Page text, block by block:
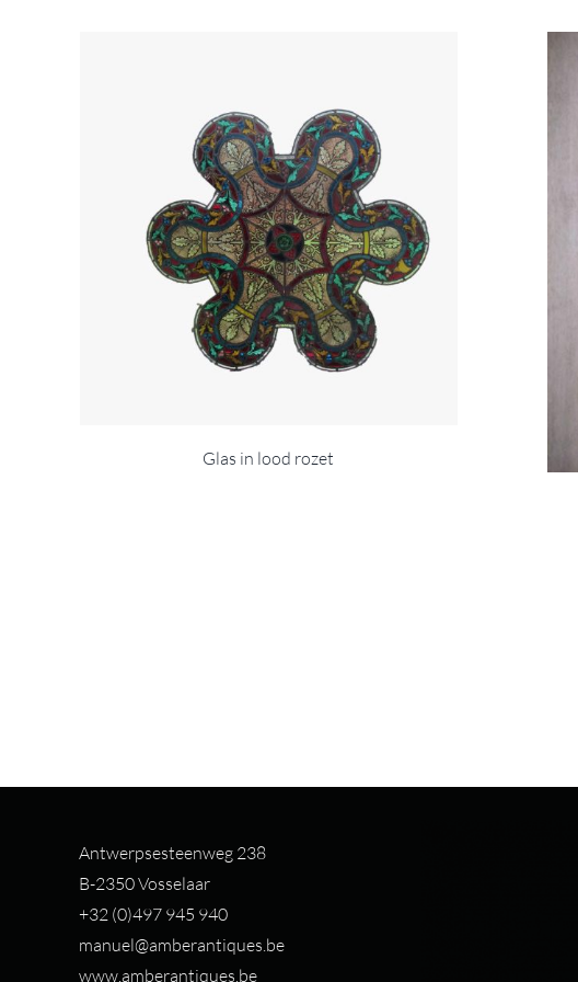
Glas in lood rozet
Antwerpsesteenweg 238
B-2350 Vosselaar
+32 (0)497 945 940
manuel@amberantiques.be
www.amberantiques.be